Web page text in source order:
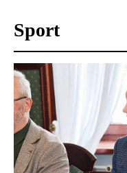
Sport